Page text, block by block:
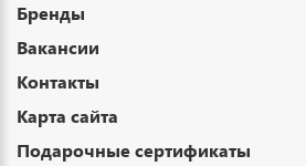
Бренды
Вакансии
Контакты
Карта сайта
Подарочные сертификаты